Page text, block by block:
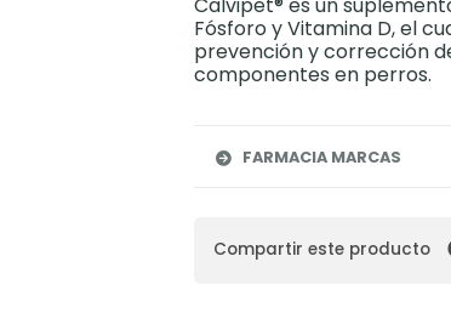
Fósforo y Vitamina D, el
prevención y corrección
componentes en perros.
FARMACIA MARCAS
Compartir este producto